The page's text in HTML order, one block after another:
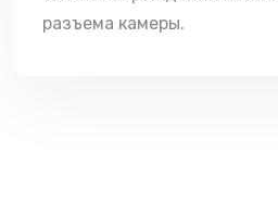
разъема камеры.